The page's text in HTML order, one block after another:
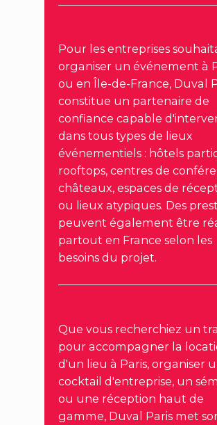
Pour les entreprises
organiser un événement à
ou en Île-de-France, Duval
constitue un partenaire de
confiance capable
dans tous types de lieux
événementiels : hôtels
rooftops, centres de
châteaux, espaces de
ou lieux atypiques. Des
peuvent également être
partout en France selon les
besoins du projet.
Que vous recherchiez un
pour accompagner la
d'un lieu à Paris, organiser
cocktail d'entreprise, un
ou une réception haut de
gamme, Duval Paris met